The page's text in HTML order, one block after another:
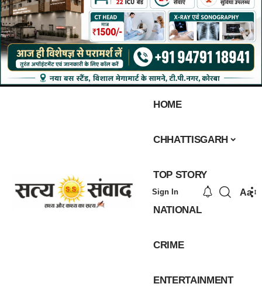
HOME
CHHATTISGARH
TOP STORY
NATIONAL
CRIME
ENTERTAINMENT
Sign In Aa